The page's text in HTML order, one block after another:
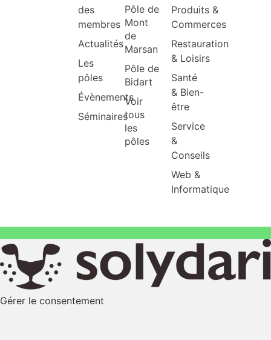
des
membres
Actualités
Les
pôles
Évènements
Séminaires
Pôle de
Mont
de
Marsan
Pôle de
Bidart
Voir
tous
les
pôles
Produits &
Commerces
Restauration
& Loisirs
Santé
& Bien-
être
Service
&
Conseils
Web &
Informatique
Gérer le consentement